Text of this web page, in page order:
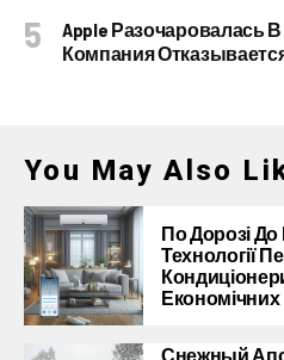
Apple Разочаровалась
Компания
You May Also
По Дорозі До
Технології
Економічних
Снежный